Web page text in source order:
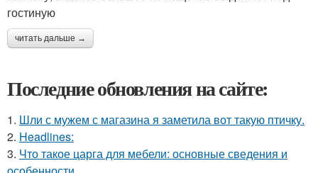
гостиную
читать дальше →
Последние обновления на сайте:
1. Шли с мужем с магазина я заметила вот такую птичку.
2. Headlines:
3. Что такое царга для мебели: основные сведения и